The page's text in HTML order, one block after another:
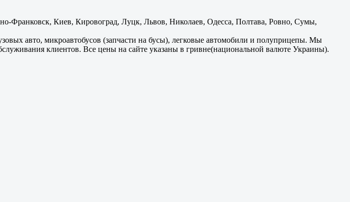
Франковск, Киев, Кировоград, Луцк, Львов, Николаев, Одесса, Полтава, Ровно, Сумы,
авто, микроавтобусов (запчасти на бусы), легковые автомобили и полуприцепы. Мы
клиентов. Все цены на сайте указаны в гривне(национальной валюте Украины).